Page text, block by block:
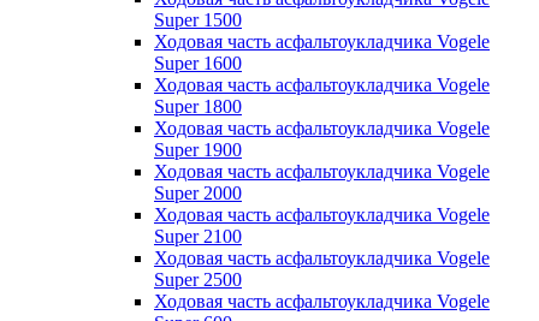
Super 1500
Ходовая часть асфальтоукладчика Vogele
Super 1600
Ходовая часть асфальтоукладчика Vogele
Super 1800
Ходовая часть асфальтоукладчика Vogele
Super 1900
Ходовая часть асфальтоукладчика Vogele
Super 2000
Ходовая часть асфальтоукладчика Vogele
Super 2100
Ходовая часть асфальтоукладчика Vogele
Super 2500
Ходовая часть асфальтоукладчика Vogele